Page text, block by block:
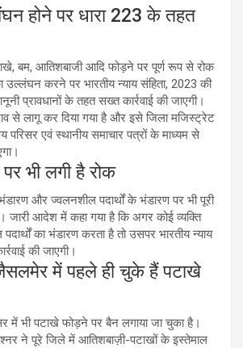
होने पर धारा 223 के तहत
बम, आतिशबाजी आदि फोड़ने पर पूर्ण रूप से रोक
करने पर भारतीय न्याय संहिता, 2023 की
प्रावधानों के तहत सख्त कार्रवाई की जाएगी।
से लागू कर दिया गया है और इसे जिला मजिस्ट्रेट
परिसर एवं स्थानीय समाचार पत्रों के माध्यम से
भी लगी है रोक
और ज्वलनशील पदार्थों के भंडारण पर भी पूरी
जारी आदेश में कहा गया है कि अगर कोई व्यक्ति
का भंडारण करता है तो उसपर भारतीय न्याय
की जाएगी।
में पहले ही चुके हैं पटाखे
भी पटाखे फोड़ने पर बैन लगाया जा चुका है।
ने पूरे जिले में आतिशबाज़ी-पटाखों के इस्तेमाल